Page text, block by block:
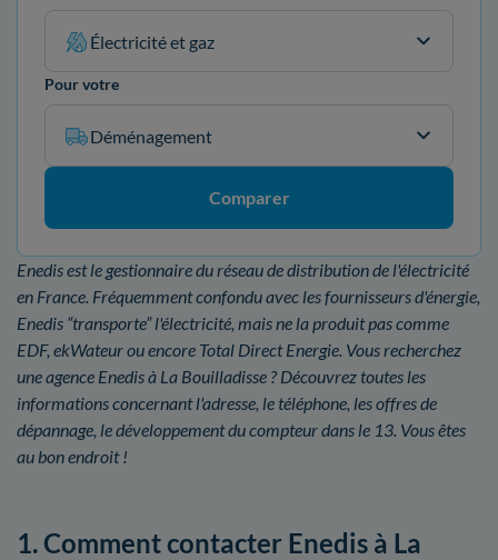
Électricité et gaz
Pour votre
Déménagement
Comparer
Enedis est le gestionnaire du réseau de distribution de l'électricité
en France. Fréquemment confondu avec les fournisseurs d'énergie,
Enedis “transporte” l'électricité, mais ne la produit pas comme
EDF, ekWateur ou encore Total Direct Energie. Vous recherchez
une agence Enedis à La Bouilladisse ? Découvrez toutes les
informations concernant l'adresse, le téléphone, les offres de
dépannage, le développement du compteur dans le 13. Vous êtes
au bon endroit !
1. Comment contacter Enedis à La